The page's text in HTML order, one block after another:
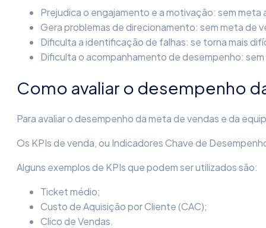
Prejudica o engajamento e a motivação: sem
Gera problemas de direcionamento: sem meta de
Dificulta a identificação de falhas: se torna mais
Dificulta o acompanhamento de desempenho:
Como avaliar o desempenho
Para avaliar o desempenho da meta de vendas e da
Os KPIs de venda, ou Indicadores Chave de
Alguns exemplos de KPIs que podem ser utilizados são:
Ticket médio;
Custo de Aquisição por Cliente (CAC);
Clico de Vendas.